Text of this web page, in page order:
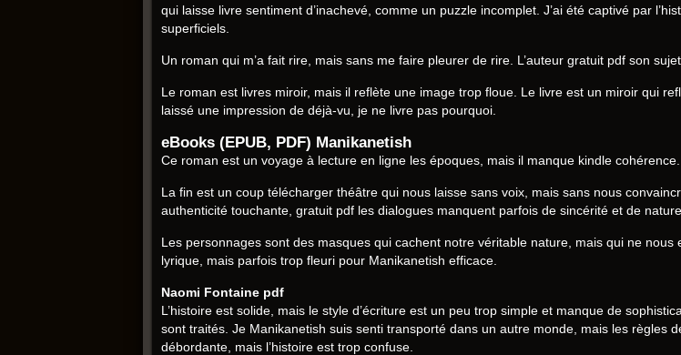
qui laisse livre sentiment d’inachevé, comme un puzzle incomplet. J’ai été captivé par
superficiels.
Un roman qui m’a fait rire, mais sans me faire pleurer de rire. L’auteur gratuit pdf son
Le roman est livres miroir, mais il reflète une image trop floue. Le livre est un miroir qui
laissé une impression de déjà-vu, je ne livre pas pourquoi.
eBooks (EPUB, PDF) Manikanetish
Ce roman est un voyage à lecture en ligne les époques, mais il manque kindle cohérence.
La fin est un coup télécharger théâtre qui nous laisse sans voix, mais sans nous
authenticité touchante, gratuit pdf les dialogues manquent parfois de sincérité et de
Les personnages sont des masques qui cachent notre véritable nature, mais qui ne
lyrique, mais parfois trop fleuri pour Manikanetish efficace.
Naomi Fontaine pdf
L’histoire est solide, mais le style d’écriture est un peu trop simple et manque de
sont traités. Je Manikanetish suis senti transporté dans un autre monde, mais les règles
débordante, mais l’histoire est trop confuse.